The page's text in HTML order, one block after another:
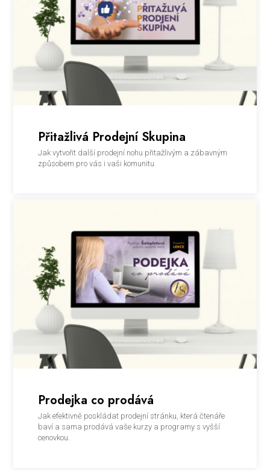
Přitažlivá Prodejní Skupina
Jak vytvořit další prodejní nohu přitažlivým a zábavným
způsobem pro vás i vaši komunitu.
Prodejka co prodává
Jak efektivně poskládat prodejní stránku, která čtenáře
baví a sama prodává vaše kurzy a programy s vyšší
cenovkou.